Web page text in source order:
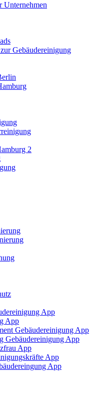
Unternehmen
Gebäudereinigung
2
App
App
Gebäudereinigung App
Gebäudereinigung App
App
App
App